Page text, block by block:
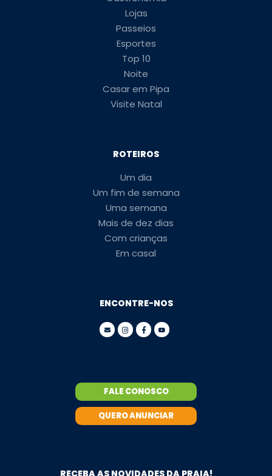
Lojas
Passeios
Esportes
Top 10
Noite
Casar em Pipa
Visite Natal
ROTEIROS
Um dia
Um fim de semana
Uma semana
Mais de dez dias
Com crianças
Em casal
ENCONTRE-NOS
FALE CONOSCO
QUERO ANUNCIAR
RECEBA AS NOVIDADES DA PRAIA!